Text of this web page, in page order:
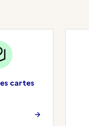
cartes